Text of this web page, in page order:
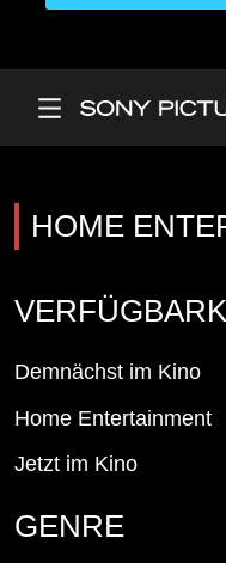
HOME
Demnächst im Kino
Home Entertainment
Jetzt im Kino
GENRE